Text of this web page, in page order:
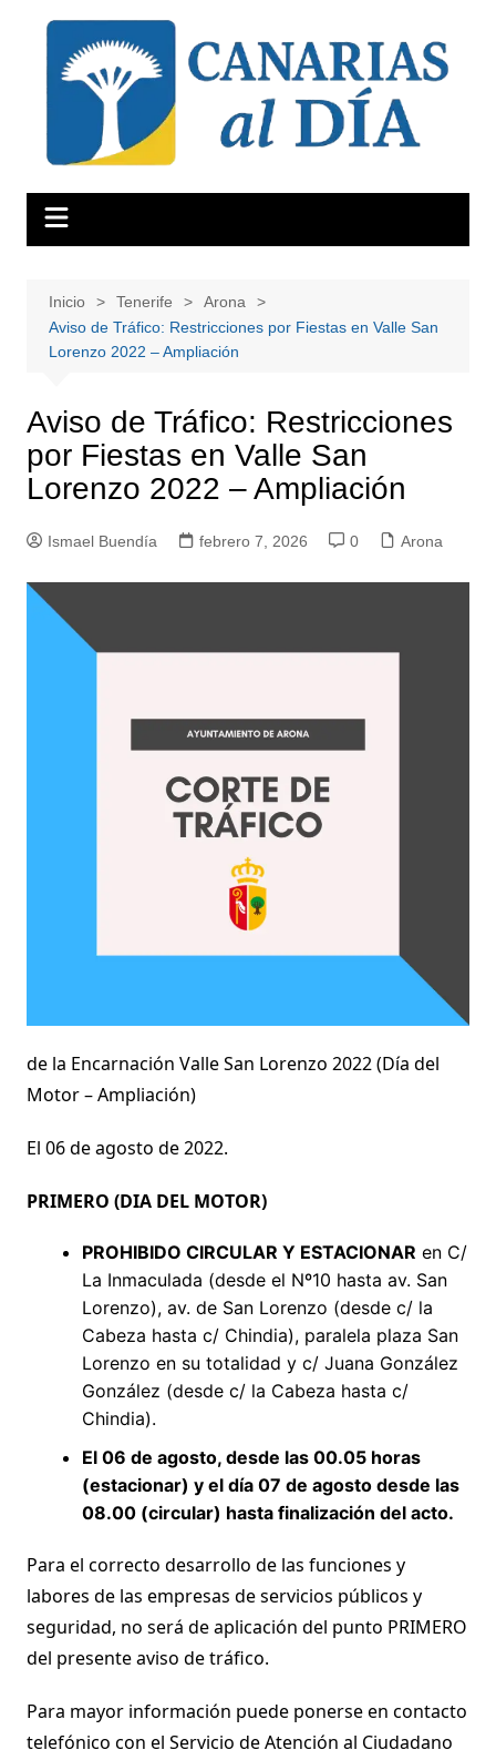
contenido
Inicio Tenerife
Arona
Aviso de Tráfico: Restricciones por Fiestas en Valle San
Lorenzo 2022 – Ampliación
Aviso de Tráfico: Restricciones
por Fiestas en Valle San
Lorenzo 2022 – Ampliación
Ismael Buendía febrero 7, 2026 0 Arona
de la Encarnación Valle San Lorenzo 2022 (Día del
Motor – Ampliación)
El 06 de agosto de 2022.
PRIMERO (DIA DEL MOTOR)
PROHIBIDO CIRCULAR Y ESTACIONAR en C/
La Inmaculada (desde el Nº10 hasta av. San
Lorenzo), av. de San Lorenzo (desde c/ la
Cabeza hasta c/ Chindia), paralela plaza San
Lorenzo en su totalidad y c/ Juana González
González (desde c/ la Cabeza hasta c/
Chindia).
El 06 de agosto, desde las 00.05 horas
(estacionar) y el día 07 de agosto desde las
08.00 (circular) hasta finalización del acto.
Para el correcto desarrollo de las funciones y
labores de las empresas de servicios públicos y
seguridad, no será de aplicación del punto PRIMERO
del presente aviso de tráfico.
Para mayor información puede ponerse en contacto
telefónico con el Servicio de Atención al Ciudadano